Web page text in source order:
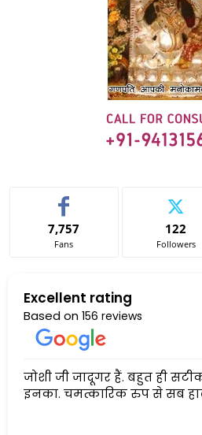
7,757
Fans
122
Followers
Excellent rating
Based on 156 reviews
जोशी जी जादूगर हैं. बहुत ही
इनका. चमत्कारिक रुप से सब